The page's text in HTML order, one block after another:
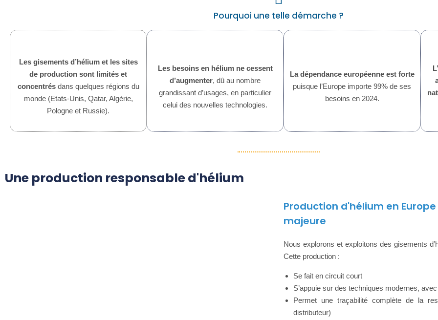
Pourquoi une telle démarche ?
Les gisements d’hélium et les sites
de production sont limités et
concentrésdans quelques régions du
monde (Etats-Unis, Qatar, Algérie,
Pologne et Russie).
Les besoins en hélium ne cessent
d’augmenter, dû au nombre
grandissant d’usages, en particulier
celui des nouvelles technologies.
La dépendance européenne est forte
puisque l’Europe importe 99% de ses
besoins en 2024.
Une production responsable d'hélium
Production d'hélium en
majeure
Nous explorons et exploitons des gisements
Cette production :
Se fait en circuit court
S’appuie sur des techniques modernes,
Permet une traçabilité complète de la
distributeur)